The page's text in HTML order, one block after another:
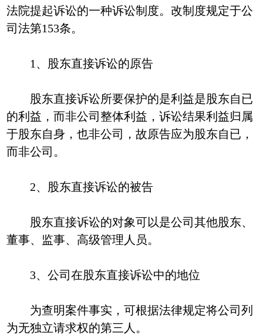
法院提起诉讼的一种诉讼制度。改制度规定于公
司法第153条。
1、股东直接诉讼的原告
股东直接诉讼所要保护的是利益是股东自已
的利益，而非公司整体利益，诉讼结果利益归属
于股东自身，也非公司，故原告应为股东自已，
而非公司。
2、股东直接诉讼的被告
股东直接诉讼的对象可以是公司其他股东、
董事、监事、高级管理人员。
3、公司在股东直接诉讼中的地位
为查明案件事实，可根据法律规定将公司列
为无独立请求权的第三人。